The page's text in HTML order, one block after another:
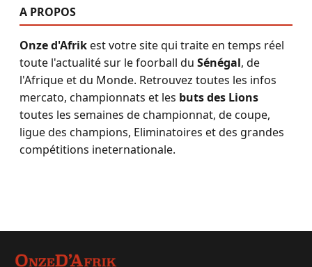
A PROPOS
Onze d'Afrikest votre site qui traite en temps réel
toute l'actualité sur le foorball du Sénégal, de
l'Afrique et du Monde. Retrouvez toutes les infos
mercato, championnats et les buts des Lions
toutes les semaines de championnat, de coupe,
ligue des champions, Eliminatoires et des grandes
compétitions ineternationale.